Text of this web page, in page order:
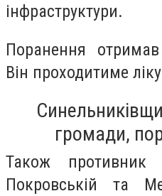
інфраструктури.
Поранення
Він проходитиме
громади,
Також противник
Покровській та